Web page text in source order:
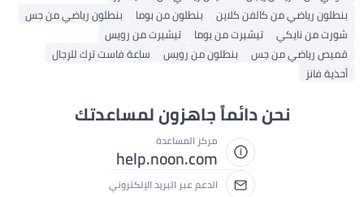
بنطلون رياضي من كالفن كلاين
بنطلون من بوما
بنطلون رياضي من جس
شورت من نايكي
تيشيرت من بوما
تيشيرت من رويس
قميص رياضي من جس
بنطلون من رويس
ساعة فاست ترك للرجال
أحذية فانز
نحن دائماً جاهزون لمساعدتك
مركز المساعدة
help.noon.com
الدعم عبر البريد الإلكتروني